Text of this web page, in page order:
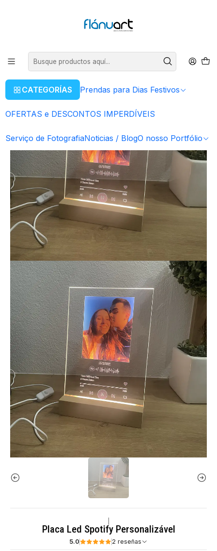
CATEGORÍAS Prendas para Dias Festivos
OFERTAS e DESCONTOS IMPERDÍVEIS
Serviço de FotografiaNoticias / BlogO nosso Portfólio
Serviços Gráficos Placas Acrílico
Placa Led Spotify Personalizável
5.0 2 reseñas